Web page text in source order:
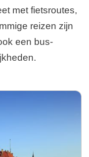
met fietsroutes,
reizen zijn
een bus-